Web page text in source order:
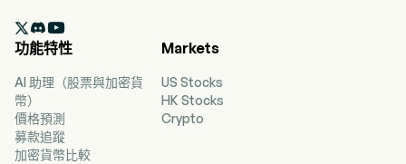

功能特性
AI 助理（股票與加密貨
幣）
價格預測
募款追蹤
加密貨幣比較
Markets
US Stocks
HK Stocks
Crypto